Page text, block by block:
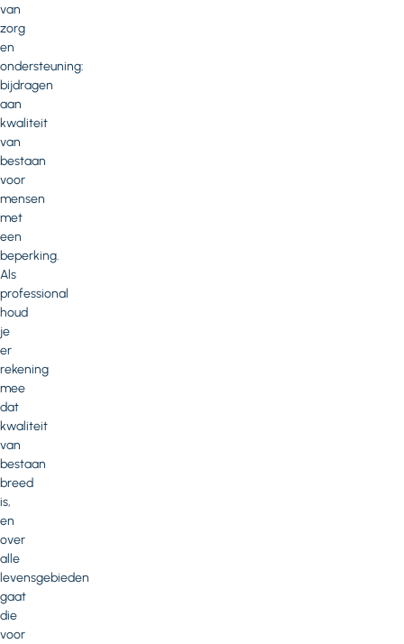
van
zorg
en
ondersteuning:
bijdragen
aan
kwaliteit
van
bestaan
voor
mensen
met
een
beperking.
Als
professional
houd
je
er
rekening
mee
dat
kwaliteit
van
bestaan
breed
is,
en
over
alle
levensgebieden
gaat
die
voor